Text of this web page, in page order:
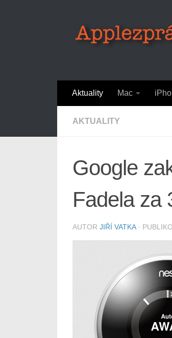
Aktuality Mac
AKTUALITY
Google
Fadela za
AUTOR JIŘÍ VATKA ·